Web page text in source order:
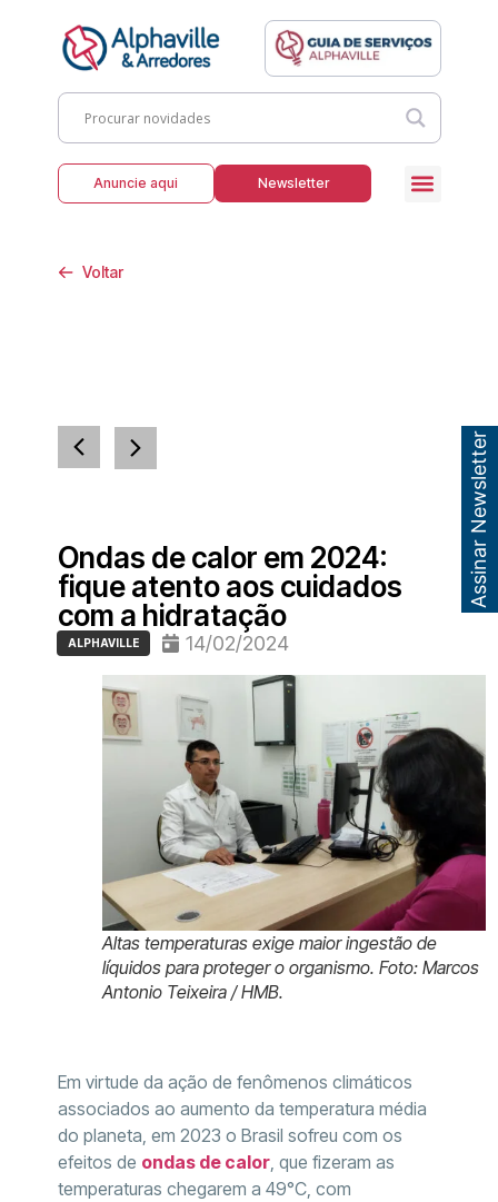
Anuncie aqui Newsletter
Voltar
Ondas de calor em 2024:
fique atento aos cuidados
com a hidratação
ALPHAVILLE 14/02/2024
Altas temperaturas exige maior ingestão de
líquidos para proteger o organismo. Foto: Marcos
Antonio Teixeira / HMB.
Em virtude da ação de fenômenos climáticos
associados ao aumento da temperatura média
do planeta, em 2023 o Brasil sofreu com os
efeitos de ondas de calor, que fizeram as
temperaturas chegarem a 49°C, com
Assinar Newsletter